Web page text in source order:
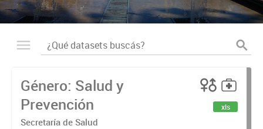
Género: Salud y
Prevención
Secretaría de Salud
xls